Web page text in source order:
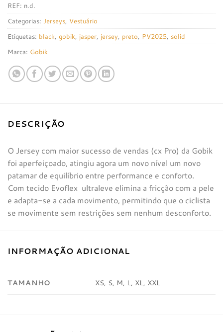
REF: n.d.
Categorias: Jerseys, Vestuário
Etiquetas: black, gobik, jasper, jersey, preto, PV2025, solid
Marca: Gobik
DESCRIÇÃO
O Jersey com maior sucesso de vendas (cx Pro) da Gobik
foi aperfeiçoado, atingiu agora um novo nível um novo
patamar de equilíbrio entre performance e conforto.
Com tecido Evoflex ultraleve elimina a fricção com a pele
e adapta-se a cada movimento, permitindo que o ciclista
se movimente sem restrições sem nenhum desconforto.
INFORMAÇÃO ADICIONAL
TAMANHO XS, S, M, L, XL, XXL